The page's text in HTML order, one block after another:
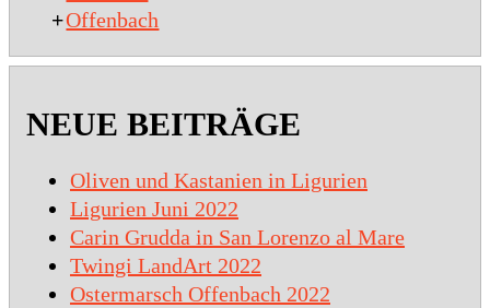
+Offenbach
NEUE BEITRÄGE
Oliven und Kastanien in Ligurien
Ligurien Juni 2022
Carin Grudda in San Lorenzo al Mare
Twingi LandArt 2022
Ostermarsch Offenbach 2022